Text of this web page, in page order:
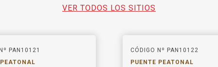
VER TODOS LOS SITIOS
PAN10121
CÓDIGO Nº PAN10122
PUENTE PEATONAL